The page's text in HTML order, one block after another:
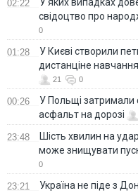
02:22
У яких випадках
свідоцтво про
0
01:28
У Києві створили
дистанціне
21 0
00:26
У Польщі затримали
асфальт на дорозі
23:48
Шість хвилин на
може знищувати
0
23:21
Україна не піде з